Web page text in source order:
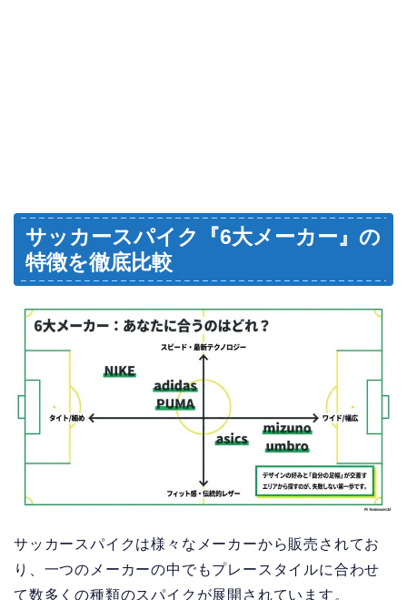
サッカースパイク『6大メーカー』の
特徴を徹底比較
サッカースパイクは様々なメーカーから販売されてお
り、一つのメーカーの中でもプレースタイルに合わせ
て数多くの種類のスパイクが展開されています。